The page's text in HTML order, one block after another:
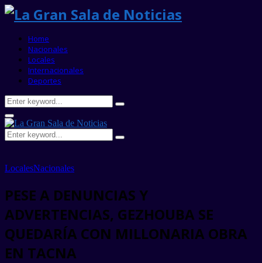
Home
Nacionales
Locales
Internacionales
Deportes
Search
for:
Search
Primary
Menu
Search
for:
Search
LocalesNacionales
PESE A DENUNCIAS Y
ADVERTENCIAS, GEZHOUBA SE
QUEDARÍA CON MILLONARIA OBRA
EN TACNA